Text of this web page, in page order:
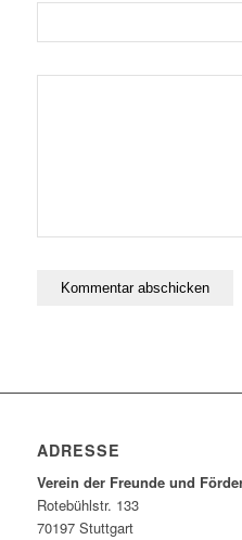
ADRESSE
Verein der Freunde und
Rotebühlstr. 133
70197 Stuttgart